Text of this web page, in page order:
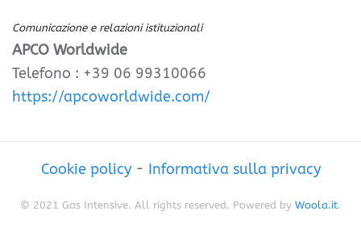
Comunicazione e relazioni istituzionali
APCO Worldwide
Telefono : +39 06 99310066
https://apcoworldwide.com/
Cookie policy- Informativa sulla privacy
© 2021 Gas Intensive. All rights reserved. Powered by Woola.it.